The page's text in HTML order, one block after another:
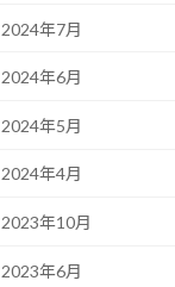
2024年7月
2024年6月
2024年5月
2024年4月
2023年10月
2023年6月